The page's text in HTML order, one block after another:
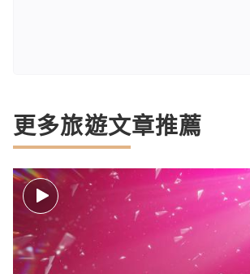
更多旅遊文章推薦